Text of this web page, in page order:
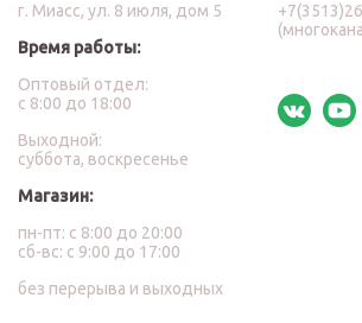
г. Миасс, ул. 8 июля, дом 5
Время работы:
Оптовый отдел:
с 8:00 до 18:00
Выходной:
суббота, воскресенье
Магазин:
пн-пт: с 8:00 до 20:00
сб-вс: с 9:00 до 17:00
без перерыва и выходных